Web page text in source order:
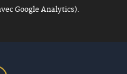
Google Analytics).